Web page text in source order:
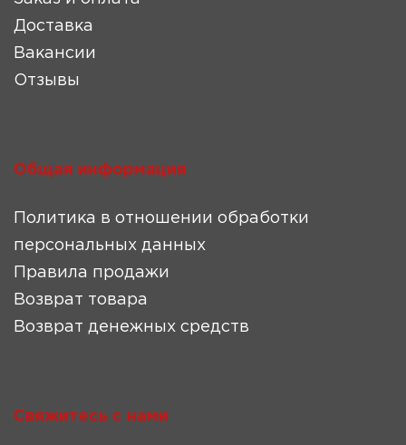
Доставка
Вакансии
Отзывы
Общая информация
Политика в отношении обработки
персональных данных
Правила продажи
Возврат товара
Возврат денежных средств
Свяжитесь с нами